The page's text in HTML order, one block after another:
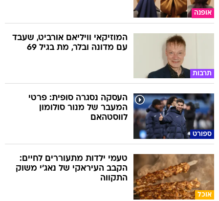
אופנה
תרבות
המוזיקאי וויליאם אורביט, שעבד
עם מדונה ובלר, מת בגיל 69
ספורט
העסקה נסגרה סופית: פרטי
המעבר של מנור סולומון
לווסטהאם
אוכל
טעמי ילדות מתעוררים לחיים:
הקבב העיראקי של נאג׳י משוק
התקווה